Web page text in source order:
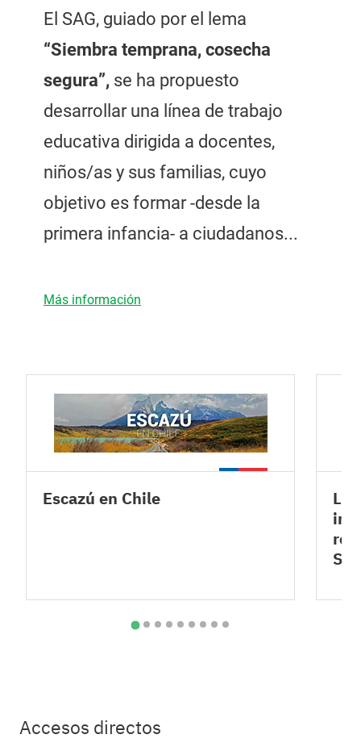
El SAG, guiado por el lema
“Siembra temprana, cosecha
segura”, se ha propuesto
desarrollar una línea de trabajo
educativa dirigida a docentes,
niños/as y sus familias, cuyo
objetivo es formar -desde la
primera infancia- a ciudadanos...
Más información
Escazú en Chile
Accesos directos